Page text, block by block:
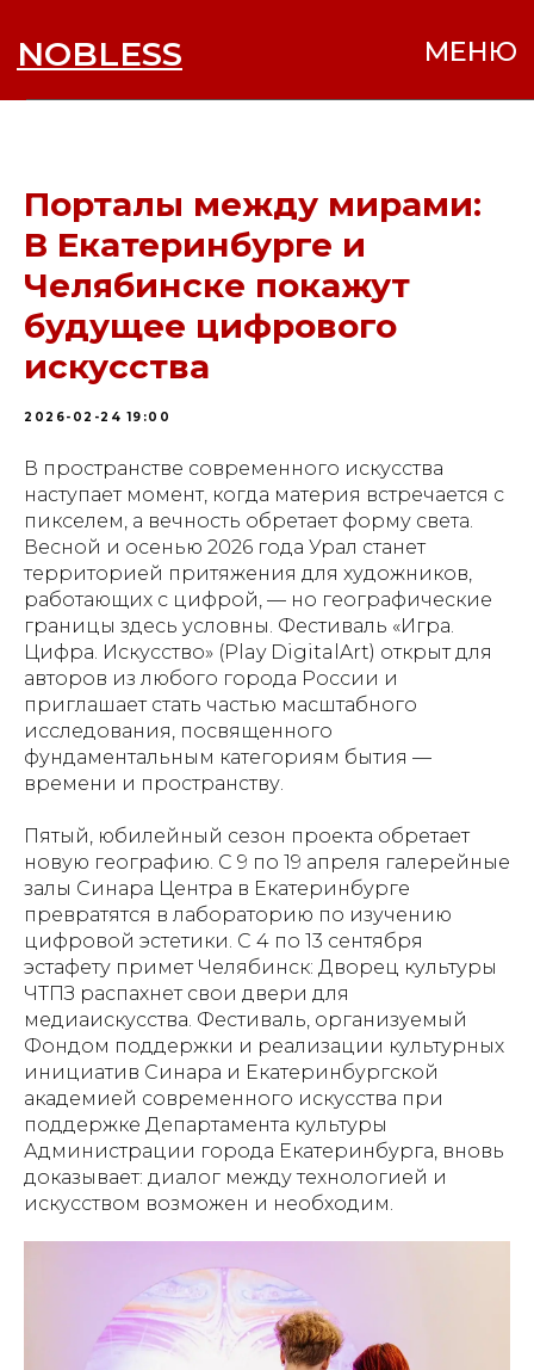
NOBLESS
Порталы между мирами:
В Екатеринбурге и
Челябинске покажут
будущее цифрового
искусства
2026-02-24 19:00
В пространстве современного искусства
наступает момент, когда материя встречается с
пикселем, а вечность обретает форму света.
Весной и осенью 2026 года Урал станет
территорией притяжения для художников,
работающих с цифрой, — но географические
границы здесь условны. Фестиваль «Игра.
Цифра. Искусство» (Play DigitalArt) открыт для
авторов из любого города России и
приглашает стать частью масштабного
исследования, посвященного
фундаментальным категориям бытия —
времени и пространству.
Пятый, юбилейный сезон проекта обретает
новую географию. С 9 по 19 апреля галерейные
залы Синара Центра в Екатеринбурге
превратятся в лабораторию по изучению
цифровой эстетики. С 4 по 13 сентября
эстафету примет Челябинск: Дворец культуры
ЧТПЗ распахнет свои двери для
медиаискусства. Фестиваль, организуемый
Фондом поддержки и реализации культурных
инициатив Синара и Екатеринбургской
академией современного искусства при
поддержке Департамента культуры
Администрации города Екатеринбурга, вновь
доказывает: диалог между технологией и
искусством возможен и необходим.